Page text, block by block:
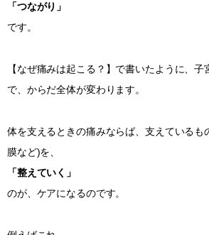
「つながり」
です。
【なぜ痛みは起こる？】で書いたように、子
で、からだ全体が変わります。
体を支えるときの痛みならば、支えているも
膜など)を、
「整えていく」
のが、ケアになるのです。